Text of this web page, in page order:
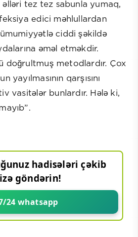
əlləri tez tez sabunla yumaq,
edici məhlullardan
ciddi şəkildə
əməl etməkdir.
doğrultmuş metodlardır. Çox
yayılmasının qarşısını
vasitələr bunlardır. Hələ ki,
hadisələri çəkib
göndərin!
24 whatsapp